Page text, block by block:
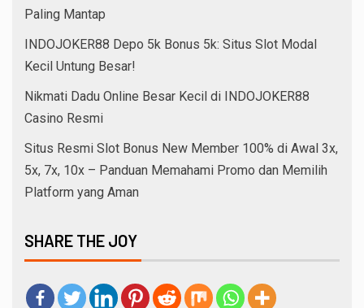
Paling Mantap
INDOJOKER88 Depo 5k Bonus 5k: Situs Slot Modal
Kecil Untung Besar!
Nikmati Dadu Online Besar Kecil di INDOJOKER88
Casino Resmi
Situs Resmi Slot Bonus New Member 100% di Awal 3x,
5x, 7x, 10x – Panduan Memahami Promo dan Memilih
Platform yang Aman
SHARE THE JOY